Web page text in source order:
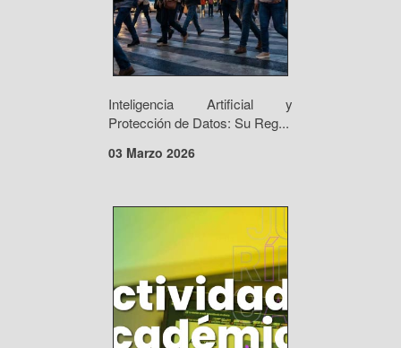
Inteligencia Artificial y
Protección de Datos: Su Reg...
03 Marzo 2026